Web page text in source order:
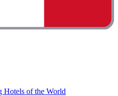
Hotels of the World